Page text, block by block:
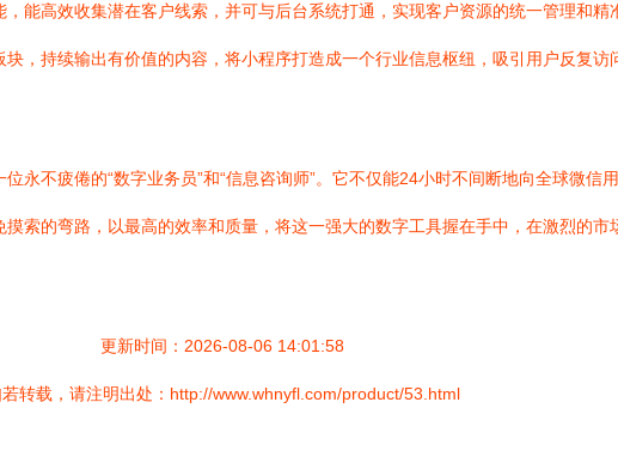
能高效收集潜在客户线索，并可与后台系统打通，实现客户资源的统一管理和精
，持续输出有价值的内容，将小程序打造成一个行业信息枢纽，吸引用户反复访
永不疲倦的“数字业务员”和“信息咨询师”。它不仅能24小时不间断地向全球微信
索的弯路，以最高的效率和质量，将这一强大的数字工具握在手中，在激烈的市
更新时间：2026-08-06 14:01:58
转载，请注明出处：http://www.whnyfl.com/product/53.html